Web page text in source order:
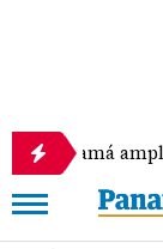
amplía